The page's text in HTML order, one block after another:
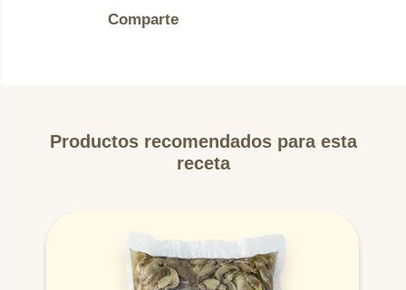
Comparte
Productos recomendados para esta
receta